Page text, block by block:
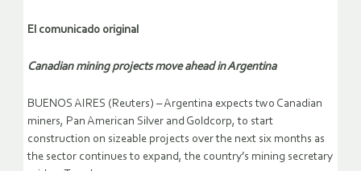
El comunicado original
Canadian mining projects move ahead in Argentina
BUENOS AIRES (Reuters) – Argentina expects two Canadian
miners, Pan American Silver and Goldcorp, to start
construction on sizeable projects over the next six months as
the sector continues to expand, the country’s mining secretary